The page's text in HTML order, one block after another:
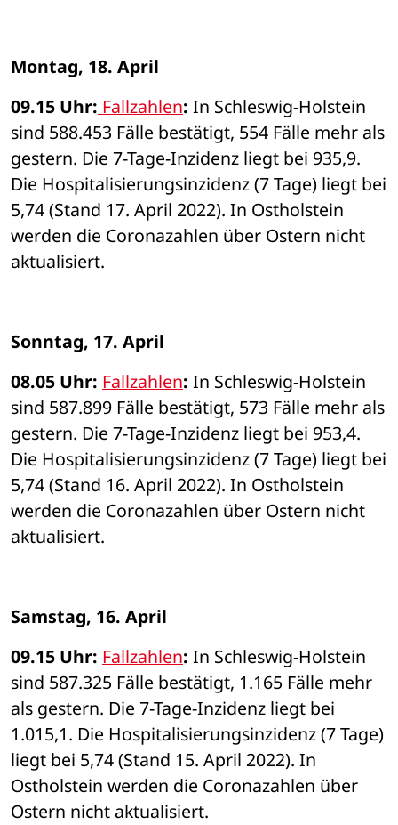
Montag, 18. April
09.15 Uhr: Fallzahlen: In Schleswig-Holstein
sind 588.453 Fälle bestätigt, 554 Fälle mehr als
gestern. Die 7-Tage-Inzidenz liegt bei 935,9.
Die Hospitalisierungsinzidenz (7 Tage) liegt bei
5,74 (Stand 17. April 2022). In Ostholstein
werden die Coronazahlen über Ostern nicht
aktualisiert.
Sonntag, 17. April
08.05 Uhr: Fallzahlen: In Schleswig-Holstein
sind 587.899 Fälle bestätigt, 573 Fälle mehr als
gestern. Die 7-Tage-Inzidenz liegt bei 953,4.
Die Hospitalisierungsinzidenz (7 Tage) liegt bei
5,74 (Stand 16. April 2022). In Ostholstein
werden die Coronazahlen über Ostern nicht
aktualisiert.
Samstag, 16. April
09.15 Uhr: Fallzahlen: In Schleswig-Holstein
sind 587.325 Fälle bestätigt, 1.165 Fälle mehr
als gestern. Die 7-Tage-Inzidenz liegt bei
1.015,1. Die Hospitalisierungsinzidenz (7 Tage)
liegt bei 5,74 (Stand 15. April 2022). In
Ostholstein werden die Coronazahlen über
Ostern nicht aktualisiert.